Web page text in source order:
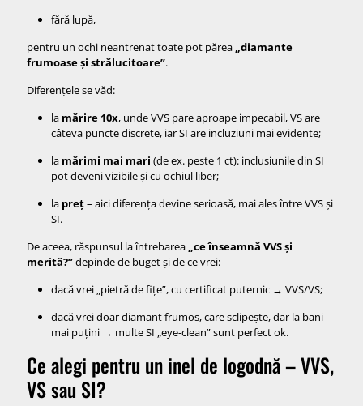
fără lupă,
pentru un ochi neantrenat toate pot părea „diamante
frumoase și strălucitoare”.
Diferențele se văd:
la mărire 10x, unde VVS pare aproape impecabil, VS are
câteva puncte discrete, iar SI are incluziuni mai evidente;
la mărimi mai mari (de ex. peste 1 ct): inclusiunile din SI
pot deveni vizibile și cu ochiul liber;
la preț– aici diferența devine serioasă, mai ales între VVS și
SI.
De aceea, răspunsul la întrebarea „ce înseamnă VVS și
merită?”depinde de buget și de ce vrei:
dacă vrei „pietră de fițe”, cu certificat puternic → VVS/VS;
dacă vrei doar diamant frumos, care sclipește, dar la bani
mai puțini → multe SI „eye-clean” sunt perfect ok.
Ce alegi pentru un inel de logodnă – VVS,
VS sau SI?